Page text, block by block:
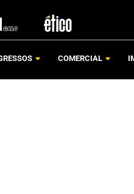
COMERCIAL